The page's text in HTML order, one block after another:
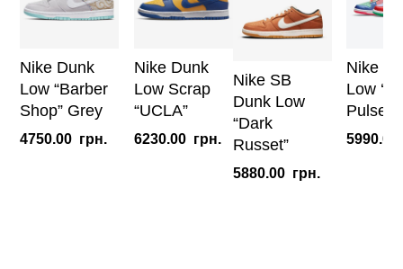
Nike Dunk
Low “Barber
Shop” Grey
4750.00 грн.
Nike Dunk
Low Scrap
“UCLA”
6230.00 грн.
Nike SB
Dunk Low
“Dark
Russet”
5880.00 грн.
Nike
Low
Pulse’
5990.00